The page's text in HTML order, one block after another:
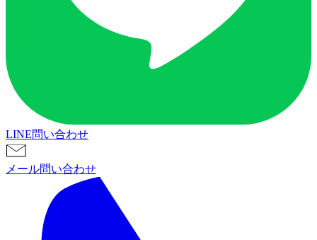
LINE問い合わせ
メール問い合わせ